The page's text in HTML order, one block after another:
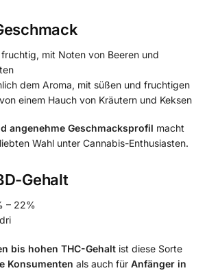
mit Noten von Beeren und
dem Aroma, mit süßen und fruchtigen
einem Hauch von Kräutern und Keksen
angenehme Geschmacksprofil macht
Wahl unter Cannabis-Enthusiasten.
Gehalt
– 22%
bis hohen THC-Gehalt ist diese Sorte
Konsumenten als auch für Anfänger in